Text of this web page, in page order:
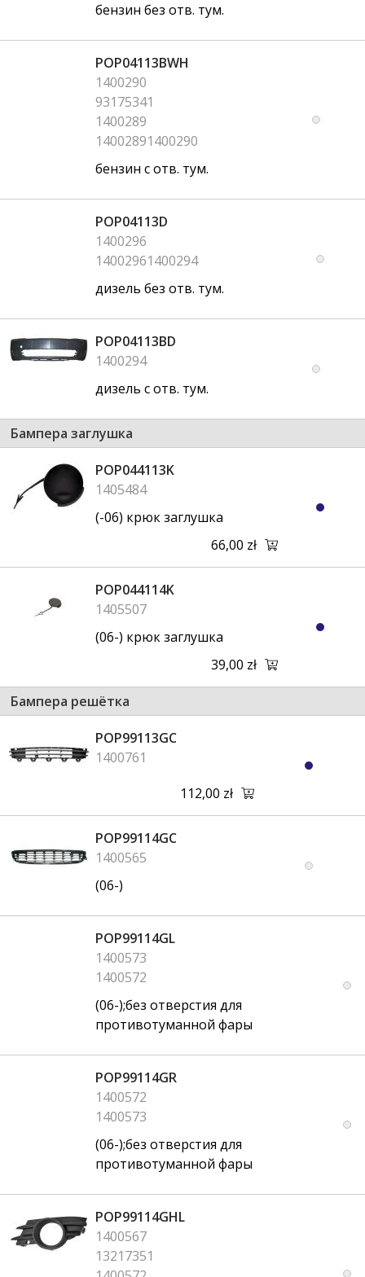
бензин без отв. тум.
POP04113BWH
1400290
93175341
1400289
14002891400290
бензин с отв. тум.
POP04113D
1400296
14002961400294
дизель без отв. тум.
POP04113BD
1400294
дизель с отв. тум.
Бампера заглушка
POP044113K
1405484
(-06) крюк заглушка
66,00 zł
POP044114K
1405507
(06-) крюк заглушка
39,00 zł
Бампера решётка
POP99113GC
1400761
112,00 zł
POP99114GC
1400565
(06-)
POP99114GL
1400573
1400572
(06-);без отверстия для
противотуманной фары
POP99114GR
1400572
1400573
(06-);без отверстия для
противотуманной фары
POP99114GHL
1400567
13217351